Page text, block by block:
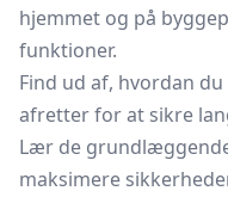
hjemmet og på
funktioner.
Find ud af, hvordan
afretter for at sikre
Lær de
maksimere